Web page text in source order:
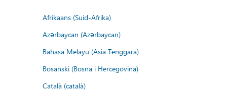
Afrikaans (Suid-Afrika)
Azərbaycan (Azərbaycan)
Bahasa Melayu (Asia Tenggara)
Bosanski (Bosna i Hercegovina)
Català (català)